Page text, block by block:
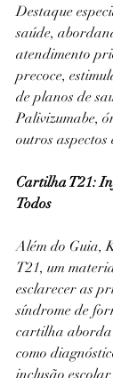
Destaque
saúde,
atendimento
precoce,
de planos de
Palivizumabe,
outros aspectos
Cartilha T21:
Todos
Além do Guia,
T21, um
esclarecer as
síndrome de
cartilha aborda
como
inclusão